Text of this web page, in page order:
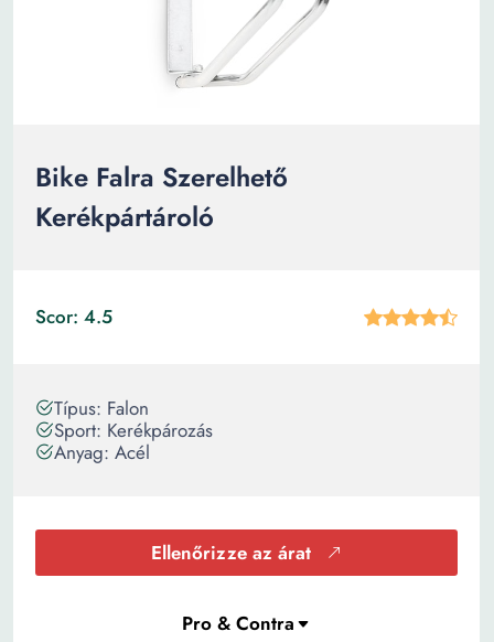
Bike Falra Szerelhető
Kerékpártároló
Scor: 4.5
Típus: Falon
Sport: Kerékpározás
Anyag: Acél
Ellenőrizze az árat